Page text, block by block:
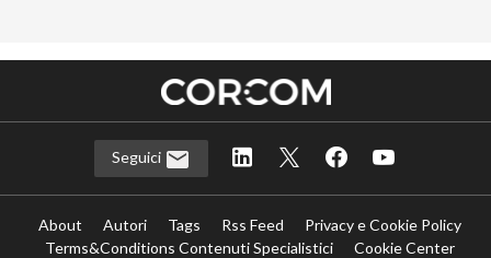
Seguici
About Autori Tags Rss Feed
Privacy e Cookie Policy
Terms&Conditions Contenuti Specialistici
Cookie Center